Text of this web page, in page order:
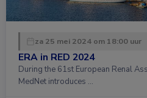
za 25 mei 2024 om 18:00 uur
ERA in RED 2024
During the 61st European Renal
MedNet introduces …